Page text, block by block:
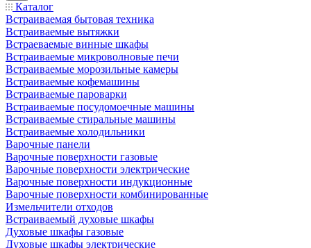
Каталог
Встраиваемая бытовая техника
Встраиваемые вытяжки
Встраеваемые винные шкафы
Встраиваемые микроволновые печи
Встраиваемые морозильные камеры
Встраиваемые кофемашины
Встраиваемые пароварки
Встраиваемые посудомоечные машины
Встраиваемые стиральные машины
Встраиваемые холодильники
Варочные панели
Варочные поверхности газовые
Варочные поверхности электрические
Варочные поверхности индукционные
Варочные поверхности комбинированные
Измельчители отходов
Встраиваемый духовые шкафы
Духовые шкафы газовые
Духовые шкафы электрические